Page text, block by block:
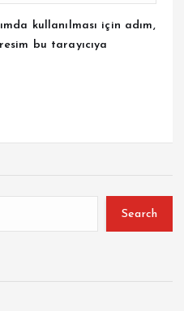
kullanılması için adım,
bu tarayıcıya
Search